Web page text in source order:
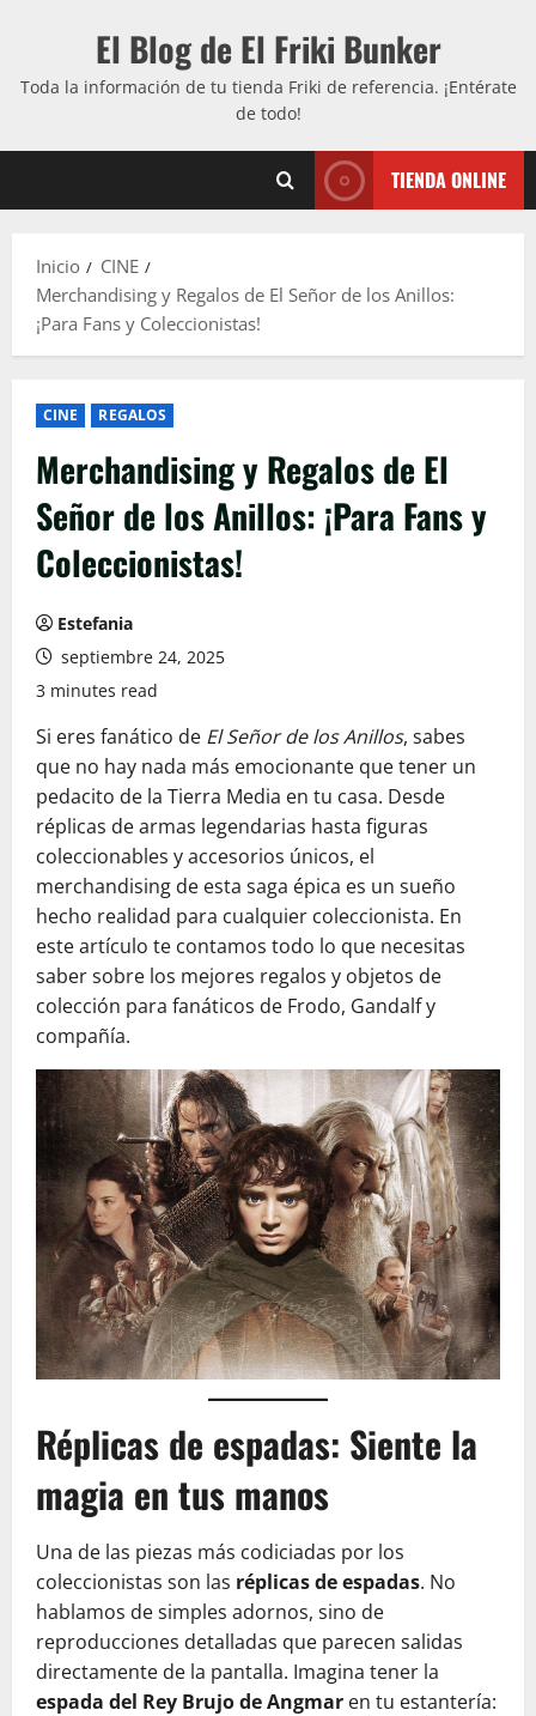
El Blog de El Friki Bunker
Toda la información de tu tienda Friki de referencia. ¡Entérate
de todo!
TIENDA ONLINE
Inicio
CINE
Merchandising y Regalos de El Señor de los Anillos:
¡Para Fans y Coleccionistas!
CINE REGALOS
Merchandising y Regalos de El
Señor de los Anillos: ¡Para Fans y
Coleccionistas!
Estefania
septiembre 24, 2025
3 minutes read
Si eres fanático de El Señor de los Anillos, sabes
que no hay nada más emocionante que tener un
pedacito de la Tierra Media en tu casa. Desde
réplicas de armas legendarias hasta figuras
coleccionables y accesorios únicos, el
merchandising de esta saga épica es un sueño
hecho realidad para cualquier coleccionista. En
este artículo te contamos todo lo que necesitas
saber sobre los mejores regalos y objetos de
colección para fanáticos de Frodo, Gandalf y
compañía.
Réplicas de espadas: Siente la
magia en tus manos
Una de las piezas más codiciadas por los
coleccionistas son las réplicas de espadas. No
hablamos de simples adornos, sino de
reproducciones detalladas que parecen salidas
directamente de la pantalla. Imagina tener la
espada del Rey Brujo de Angmar en tu estantería: